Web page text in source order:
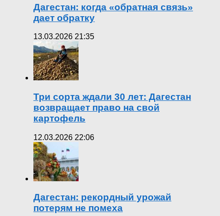
Дагестан: когда «обратная связь»
дает обратку
13.03.2026 21:35
Три сорта ждали 30 лет: Дагестан
возвращает право на свой
картофель
12.03.2026 22:06
Дагестан: рекордный урожай
потерям не помеха